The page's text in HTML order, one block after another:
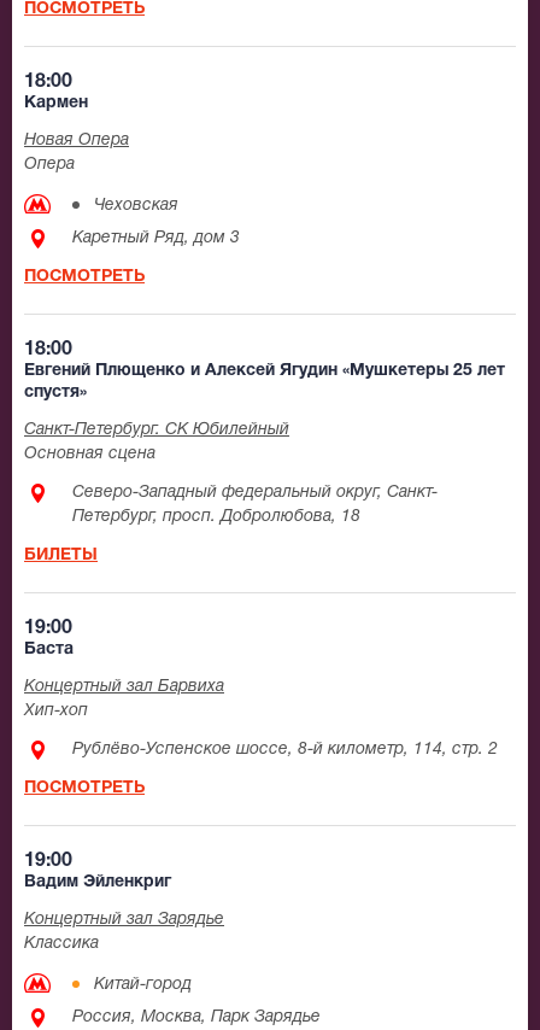
ПОСМОТРЕТЬ
18:00
Кармен
Новая Опера
Опера
Чеховская
Каретный Ряд, дом 3
ПОСМОТРЕТЬ
18:00
Евгений Плющенко и Алексей Ягудин «Мушкетеры 25 лет
спустя»
Санкт-Петербург. СК Юбилейный
Основная сцена
Северо-Западный федеральный округ, Санкт-
Петербург, просп. Добролюбова, 18
БИЛЕТЫ
19:00
Баста
Концертный зал Барвиха
Хип-хоп
Рублёво-Успенское шоссе, 8-й километр, 114, стр. 2
ПОСМОТРЕТЬ
19:00
Вадим Эйленкриг
Концертный зал Зарядье
Классика
Китай-город
Россия, Москва, Парк Зарядье